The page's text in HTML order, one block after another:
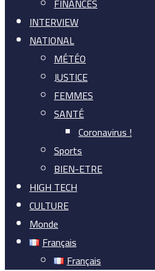
FINANCES
INTERVIEW
NATIONAL
MÉTÉO
JUSTICE
FEMMES
SANTÉ
Coronavirus !
Sports
BIEN-ETRE
HIGH TECH
CULTURE
Monde
Français
Français